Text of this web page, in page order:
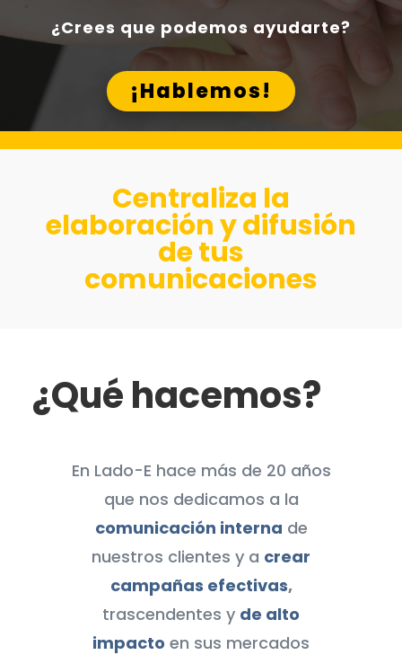
¿Crees que podemos ayudarte?
¡Hablemos!
Centraliza la
elaboración y difusión
de tus
comunicaciones
¿Qué hacemos?
En Lado-E hace más de 20 años
que nos dedicamos a la
comunicación interna de
nuestros clientes y a crear
campañas efectivas,
trascendentes y de alto
impacto en sus mercados